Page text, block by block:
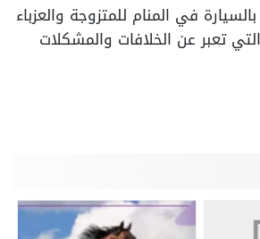
في المنام للمتزوجة والعزباء
تعبر عن الخلافات والمشكلات